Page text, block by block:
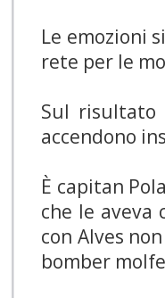
Le emozioni
rete per le
Sul
accendono
È capitan
che le aveva
con Alves
bomber